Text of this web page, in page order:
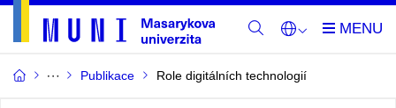
Publikace Role digitálních technologií